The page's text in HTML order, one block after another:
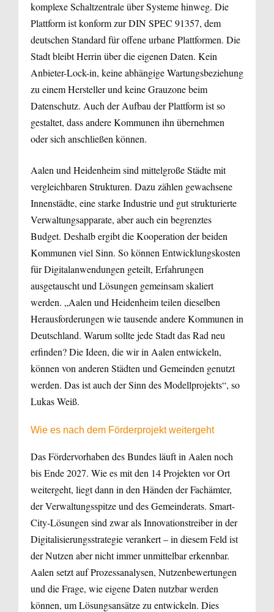
komplexe Schaltzentrale über Systeme hinweg. Die
Plattform ist konform zur DIN SPEC 91357, dem
deutschen Standard für offene urbane Plattformen. Die
Stadt bleibt Herrin über die eigenen Daten. Kein
Anbieter-Lock-in, keine abhängige Wartungsbeziehung
zu einem Hersteller und keine Grauzone beim
Datenschutz. Auch der Aufbau der Plattform ist so
gestaltet, dass andere Kommunen ihn übernehmen
oder sich anschließen können.
Aalen und Heidenheim sind mittelgroße Städte mit
vergleichbaren Strukturen. Dazu zählen gewachsene
Innenstädte, eine starke Industrie und gut strukturierte
Verwaltungsapparate, aber auch ein begrenztes
Budget. Deshalb ergibt die Kooperation der beiden
Kommunen viel Sinn. So können Entwicklungskosten
für Digitalanwendungen geteilt, Erfahrungen
ausgetauscht und Lösungen gemeinsam skaliert
werden. „Aalen und Heidenheim teilen dieselben
Herausforderungen wie tausende andere Kommunen in
Deutschland. Warum sollte jede Stadt das Rad neu
erfinden? Die Ideen, die wir in Aalen entwickeln,
können von anderen Städten und Gemeinden genutzt
werden. Das ist auch der Sinn des Modellprojekts“, so
Lukas Weiß.
Wie es nach dem Förderprojekt weitergeht
Das Fördervorhaben des Bundes läuft in Aalen noch
bis Ende 2027. Wie es mit den 14 Projekten vor Ort
weitergeht, liegt dann in den Händen der Fachämter,
der Verwaltungsspitze und des Gemeinderats. Smart-
City-Lösungen sind zwar als Innovationstreiber in der
Digitalisierungsstrategie verankert – in diesem Feld ist
der Nutzen aber nicht immer unmittelbar erkennbar.
Aalen setzt auf Prozessanalysen, Nutzenbewertungen
und die Frage, wie eigene Daten nutzbar werden
können, um Lösungsansätze zu entwickeln. Dies